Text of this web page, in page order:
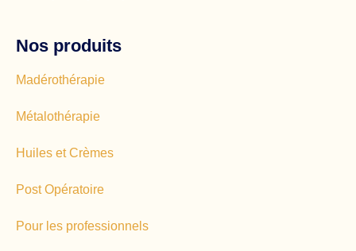
Nos produits
Madérothérapie
Métalothérapie
Huiles et Crèmes
Post Opératoire
Pour les professionnels